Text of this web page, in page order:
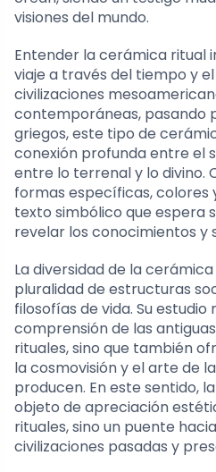
visiones del mundo.
Entender la cerámica ritual
viaje a través del tiempo y
civilizaciones
contemporáneas, pasando
griegos, este tipo de
conexión profunda entre el
entre lo terrenal y lo divino.
formas específicas, colores
texto simbólico que espera
revelar los conocimientos y
La diversidad de la
pluralidad de estructuras
filosofías de vida. Su
comprensión de las
rituales, sino que también
la cosmovisión y el arte de
producen. En este sentido,
objeto de apreciación
rituales, sino un puente
civilizaciones pasadas y